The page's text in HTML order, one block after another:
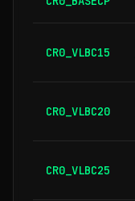
CR0_VLBC15
CR0_VLBC20
CR0_VLBC25